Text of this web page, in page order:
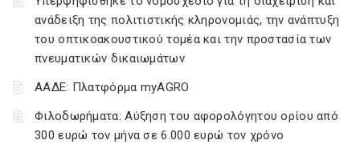
ανάδειξη της πολιτιστικής κληρονομιάς, την ανάπτυξη
του οπτικοακουστικού τομέα και την προστασία των
πνευματικών δικαιωμάτων
ΑΑΔΕ: Πλατφόρμα myAGRO
Φιλοδωρήματα: Αύξηση του αφορολόγητου ορίου από
300 ευρώ τον μήνα σε 6.000 ευρώ τον χρόνο